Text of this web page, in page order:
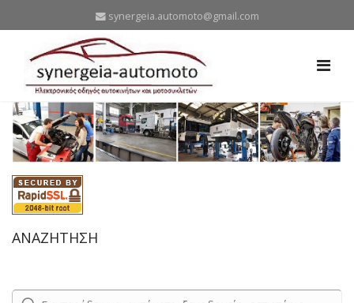
synergeia.automoto@gmail.com
ΑΝΑΖΗΤΗΣΗ